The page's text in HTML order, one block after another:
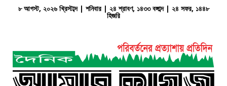
৮ আগস্ট, ২০২৬ খ্রিস্টাব্দ | শনিবার | ২৪ শ্রাবণ, ১৪৩৩ বঙ্গাব্দ | ২৪ সফর, ১৪৪৮
হিজরি